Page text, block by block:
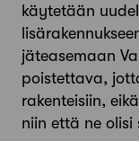
käytetään
jäteasemaan
poistettava,
rakenteisiin,
niin että ne